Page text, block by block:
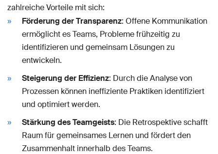
zahlreiche Vorteile mit sich:
Förderung der Transparenz: Offene Kommunikation
ermöglicht es Teams, Probleme frühzeitig zu
identifizieren und gemeinsam Lösungen zu
entwickeln.
Steigerung der Effizienz: Durch die Analyse von
Prozessen können ineffiziente Praktiken identifiziert
und optimiert werden.
Stärkung des Teamgeists: Die Retrospektive schafft
Raum für gemeinsames Lernen und fördert den
Zusammenhalt innerhalb des Teams.